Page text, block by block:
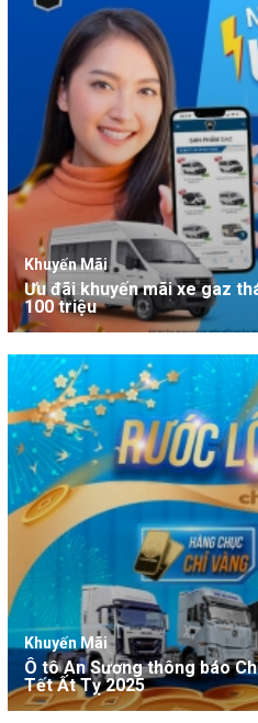
Khuyến Mãi
Ưu đãi khuyến mãi xe gaz
100 triệu
Khuyến Mãi
Ô tô An Sương thông báo
Tết Ất Tỵ 2025